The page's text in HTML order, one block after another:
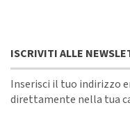
ISCRIVITI ALLE
Inserisci il tuo indirizzo
direttamente nella tua